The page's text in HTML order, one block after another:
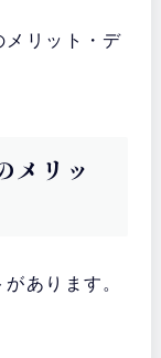
メリット・デ
メリッ
あります。